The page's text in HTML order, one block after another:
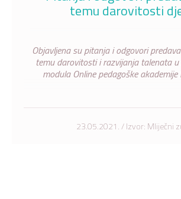
temu darovitosti
Objavljena su pitanja i odgovori
temu darovitosti i razvijanja talenata u
modula Online pedagoške akademije
23.05.2021. / Izvor: Mliječni